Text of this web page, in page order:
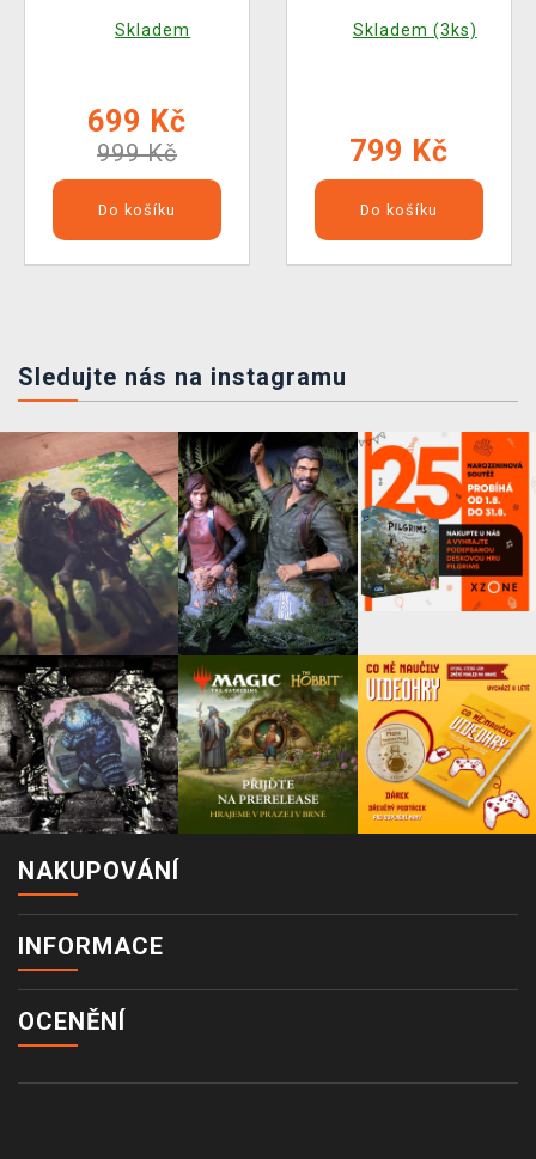
Skladem
699 Kč
999 Kč
Do košíku
Skladem (3ks)
799 Kč
Do košíku
Sledujte nás na instagramu
NAKUPOVÁNÍ
INFORMACE
OCENĚNÍ